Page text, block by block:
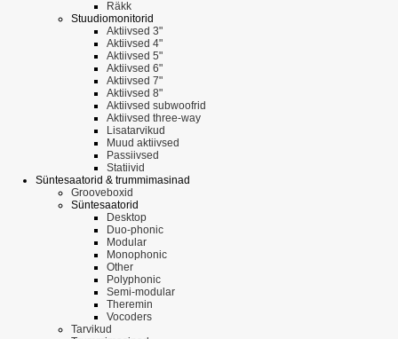
Räkk
Stuudiomonitorid
Aktiivsed 3"
Aktiivsed 4"
Aktiivsed 5"
Aktiivsed 6"
Aktiivsed 7"
Aktiivsed 8"
Aktiivsed subwoofrid
Aktiivsed three-way
Lisatarvikud
Muud aktiivsed
Passiivsed
Statiivid
Süntesaatorid & trummimasinad
Grooveboxid
Süntesaatorid
Desktop
Duo-phonic
Modular
Monophonic
Other
Polyphonic
Semi-modular
Theremin
Vocoders
Tarvikud